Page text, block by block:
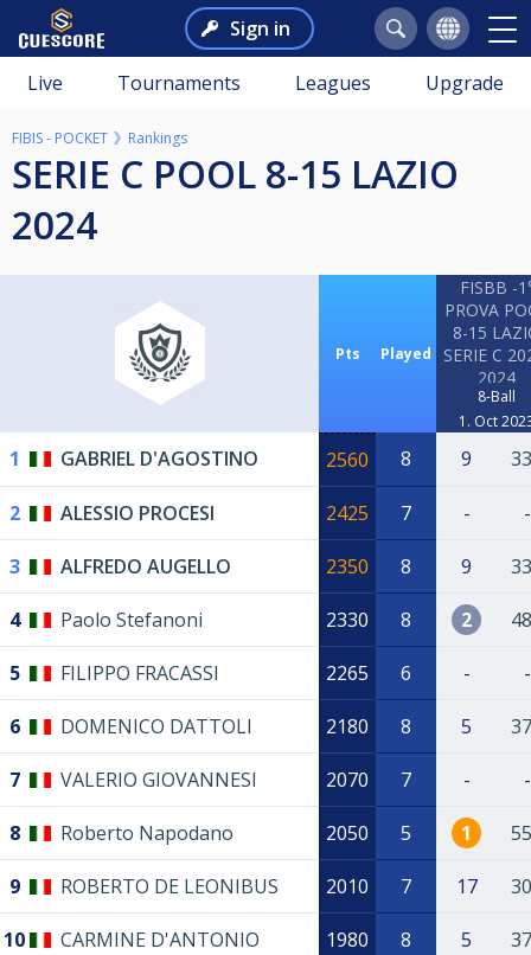
Sign in
Live Tournaments Leagues Upgrade
FIBIS - POCKET Rankings
SERIE C POOL 8-15 LAZIO
2024
Pts Played
FISBB -
PROVA
8-15
SERIE C
2024
8-Ball
1. Oct
1 GABRIEL D'AGOSTINO 2560 8 9
2 ALESSIO PROCESI 2425 7 - -
3 ALFREDO AUGELLO 2350 8 9
4 Paolo Stefanoni 2330 8 2
5 FILIPPO FRACASSI 2265 6 - -
6 DOMENICO DATTOLI 2180 8 5
7 VALERIO GIOVANNESI 2070 7 - -
8 Roberto Napodano 2050 5 1
9 ROBERTO DE LEONIBUS 2010 7 17
10 CARMINE D'ANTONIO 1980 8 5